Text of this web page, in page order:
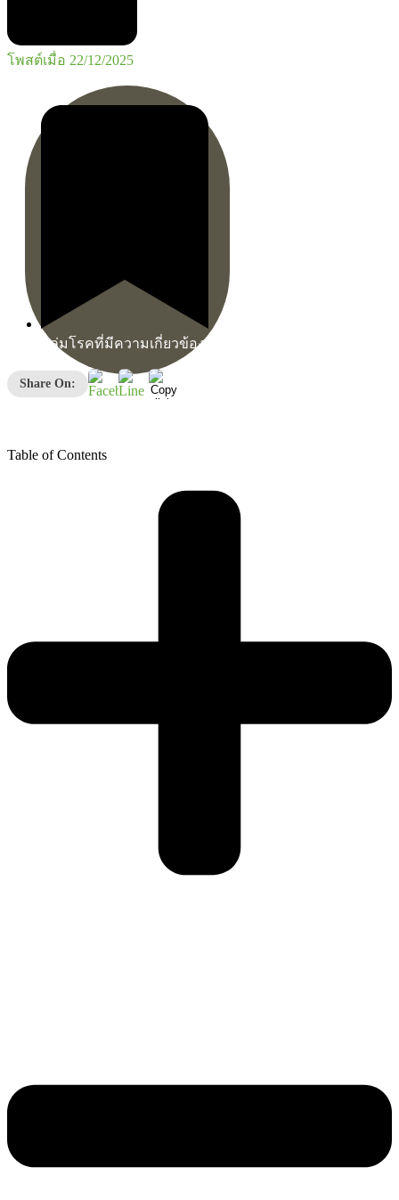
โพสต์เมื่อ 22/12/2025
กลุ่มโรคที่มีความเกี่ยวข้อง
Share On:
Table of Contents